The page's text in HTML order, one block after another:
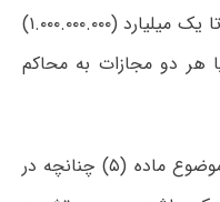
نقدی از ده میلیون (۱۰.۰۰۰.۰۰۰) ریال تا یک میلیارد (۱.۰۰۰.۰۰۰.۰۰۰)
هر دو مجازات به محاکم
ماده ۸ – ارتکاب هر یک از اعمال موضوع ماده (۵) چنانچه در